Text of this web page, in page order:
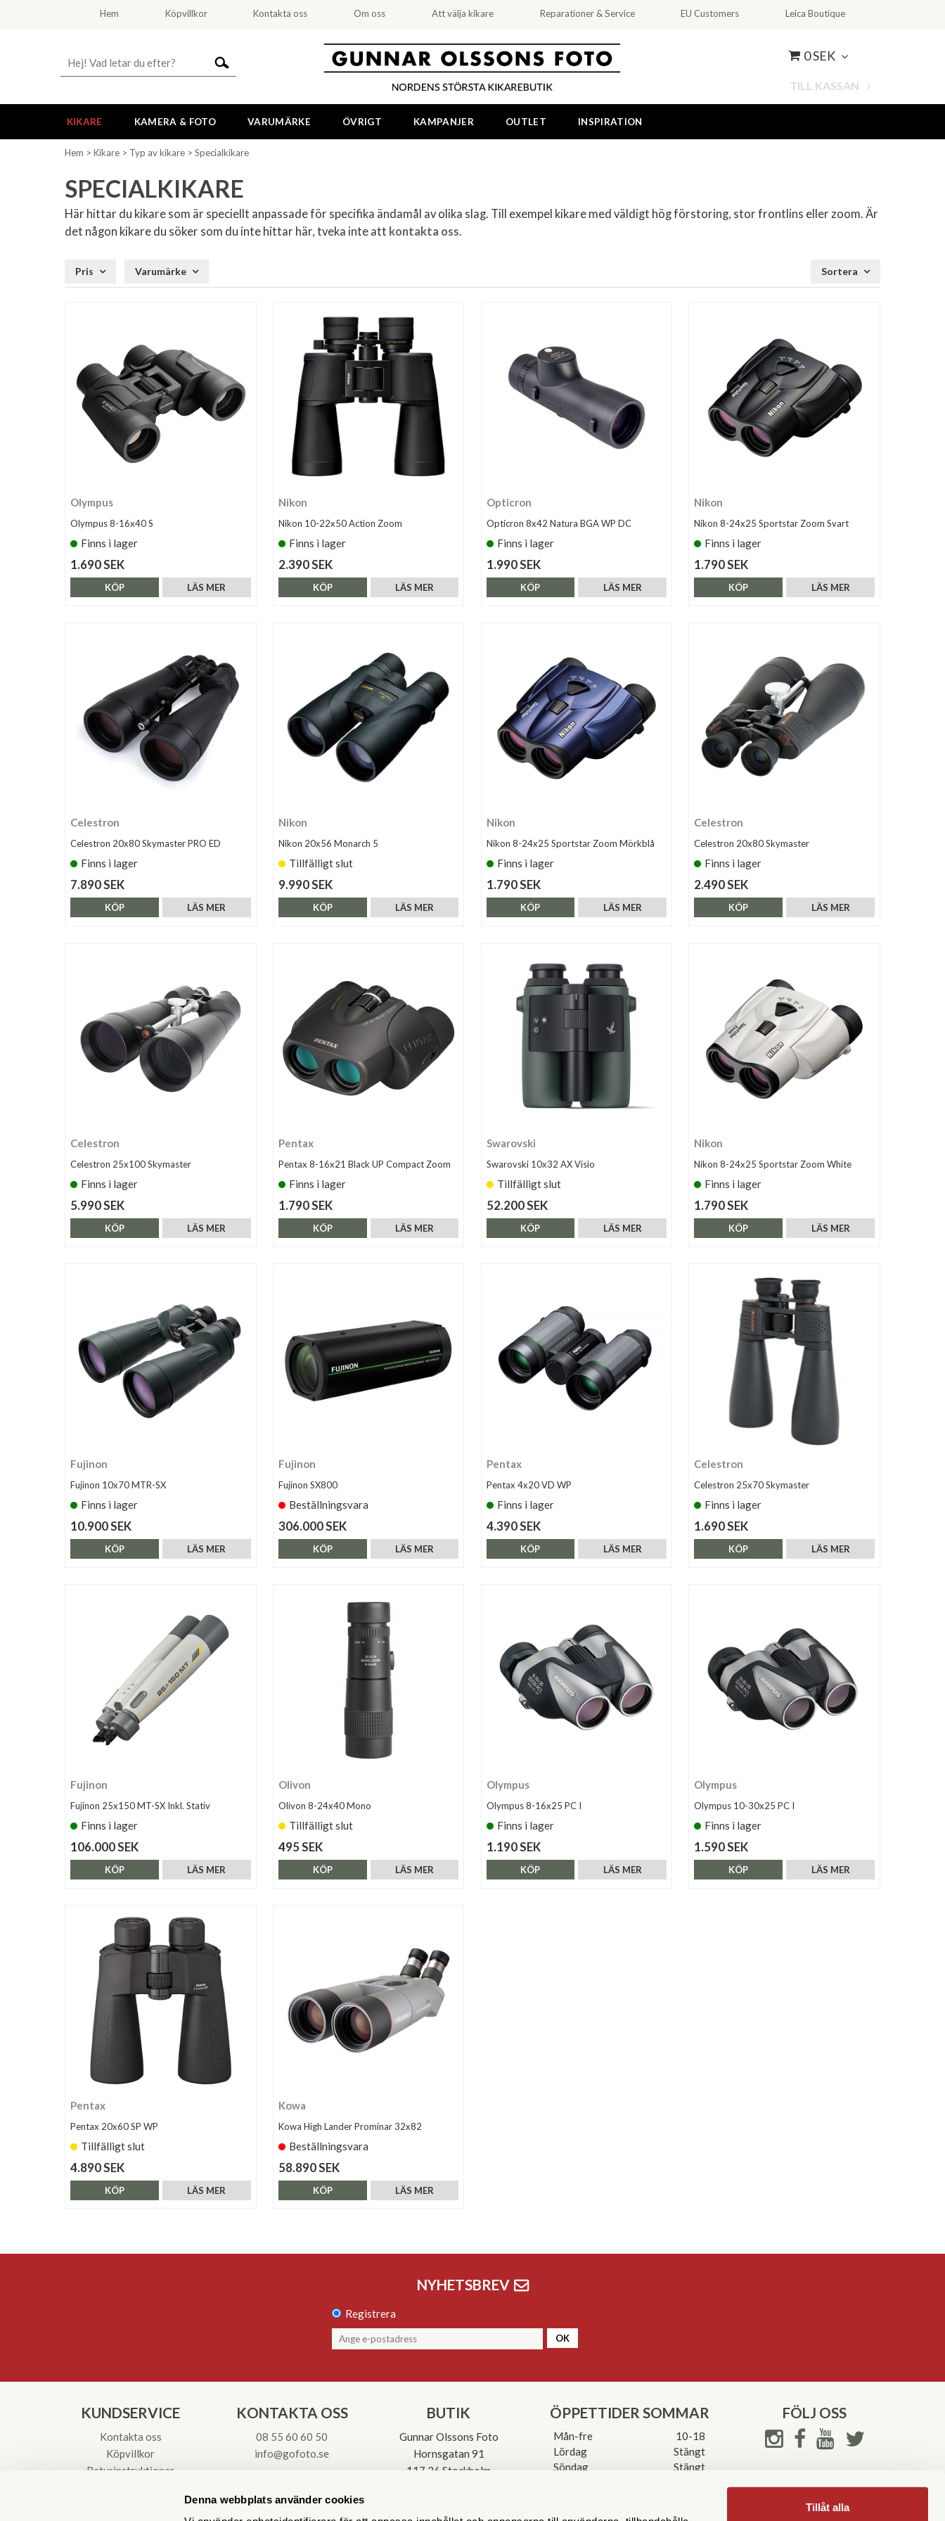
Denna webbplats använder cookies
Tillåt alla
Hem Köpvillkor Kontakta oss Om oss Att välja kikare Reparationer & Service EU Customers Leica Boutique
0 SEK
TILL KASSAN
KIKARE KAMERA & FOTO VARUMÄRKE ÖVRIGT KAMPANJER OUTLET INSPIRATION
Hem > Kikare > Typ av kikare > Specialkikare
SPECIALKIKARE
Här hittar du kikare som är speciellt anpassade för specifika ändamål av olika slag. Till exempel kikare med väldigt hög förstoring, stor frontlins eller zoom. Är
det någon kikare du söker som du inte hittar här, tveka inte att kontakta oss.
Sortera
Pris Varumärke
Olympus
Olympus 8-16x40 S
Finns i lager
1.690 SEK
LÄS MER
KÖP
Nikon
Nikon 10-22x50 Action Zoom
Finns i lager
2.390 SEK
LÄS MER
KÖP
Opticron
Opticron 8x42 Natura BGA WP DC
Finns i lager
1.990 SEK
LÄS MER
KÖP
Nikon
Nikon 8-24x25 Sportstar Zoom Svart
Finns i lager
1.790 SEK
LÄS MER
KÖP
Celestron
Celestron 20x80 Skymaster PRO ED
Finns i lager
7.890 SEK
LÄS MER
KÖP
Nikon
Nikon 20x56 Monarch 5
Tillfälligt slut
9.990 SEK
LÄS MER
KÖP
Nikon
Nikon 8-24x25 Sportstar Zoom Mörkblå
Finns i lager
1.790 SEK
LÄS MER
KÖP
Celestron
Celestron 20x80 Skymaster
Finns i lager
2.490 SEK
LÄS MER
KÖP
Celestron
Celestron 25x100 Skymaster
Finns i lager
5.990 SEK
LÄS MER
KÖP
Pentax
Pentax 8-16x21 Black UP Compact Zoom
Finns i lager
1.790 SEK
LÄS MER
KÖP
Swarovski
Swarovski 10x32 AX Visio
Tillfälligt slut
52.200 SEK
LÄS MER
KÖP
Nikon
Nikon 8-24x25 Sportstar Zoom White
Finns i lager
1.790 SEK
LÄS MER
KÖP
Fujinon
Fujinon 10x70 MTR-SX
Finns i lager
10.900 SEK
LÄS MER
KÖP
Fujinon
Fujinon SX800
Beställningsvara
306.000 SEK
LÄS MER
KÖP
Pentax
Pentax 4x20 VD WP
Finns i lager
4.390 SEK
LÄS MER
KÖP
Celestron
Celestron 25x70 Skymaster
Finns i lager
1.690 SEK
LÄS MER
KÖP
Fujinon
Fujinon 25x150 MT-SX Inkl. Stativ
Finns i lager
106.000 SEK
LÄS MER
KÖP
Olivon
Olivon 8-24x40 Mono
Tillfälligt slut
495 SEK
LÄS MER
KÖP
Olympus
Olympus 8-16x25 PC I
Finns i lager
1.190 SEK
LÄS MER
KÖP
Olympus
Olympus 10-30x25 PC I
Finns i lager
1.590 SEK
LÄS MER
KÖP
Pentax
Pentax 20x60 SP WP
Tillfälligt slut
4.890 SEK
LÄS MER
KÖP
Kowa
Kowa High Lander Prominar 32x82
Beställningsvara
58.890 SEK
LÄS MER
KÖP
NYHETSBREV
Registrera
OK
KUNDSERVICE
Kontakta oss
Köpvillkor
Returinstruktioner
KONTAKTA OSS
08 55 60 60 50
info@gofoto.se
BUTIK
Gunnar Olssons Foto
Hornsgatan 91
117 26 Stockholm
ÖPPETTIDER SOMMAR
Mån-fre
10-18
Lördag
Stängt
Söndag
Stängt
FÖLJ OSS